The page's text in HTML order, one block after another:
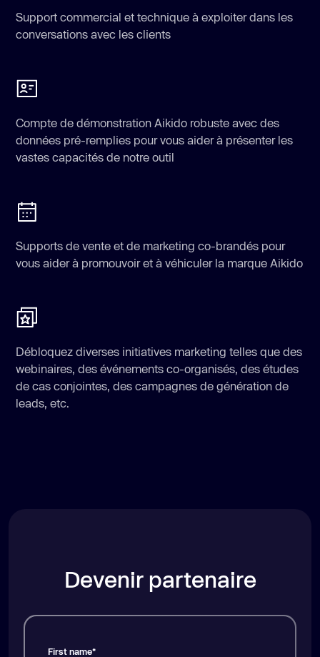
Support commercial et technique à exploiter dans les
conversations avec les clients
Compte de démonstration Aikido robuste avec des
données pré-remplies pour vous aider à présenter les
vastes capacités de notre outil
Supports de vente et de marketing co-brandés pour
vous aider à promouvoir et à véhiculer la marque Aikido
Débloquez diverses initiatives marketing telles que des
webinaires, des événements co-organisés, des études
de cas conjointes, des campagnes de génération de
leads, etc.
Devenir partenaire
First name*